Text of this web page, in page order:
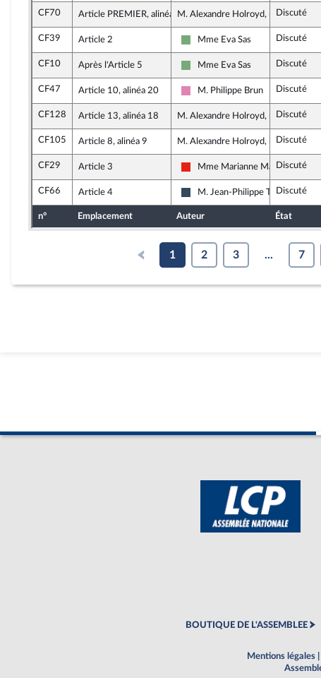
CF70 Article PREMIER, alinéa 17M. Alexandre Holroyd, rapporteur
Discuté
CF39 Article 2
Écologiste - NUPES
Mme Eva Sas Discuté
CF10 Après l'Article 5
Écologiste - NUPES
Mme Eva Sas Discuté
CF47 Article 10, alinéa 20
Socialistes et apparentés
M. Philippe Brun Discuté
CF128 Article 13, alinéa 18 M. Alexandre Holroyd, rapporteur
Discuté
CF105 Article 8, alinéa 9 M. Alexandre Holroyd, rapporteur
Discuté
CF29 Article 3
La France insoumise - Nouvelle
Mme Marianne MaximiDiscuté
CF66 Article 4
Rassemblement National
M. Jean-Philippe Tanguy
Discuté
n° Emplacement Auteur État
1 2 3 ... 7
BOUTIQUE DE L'ASSEMBLEE
Mentions légales